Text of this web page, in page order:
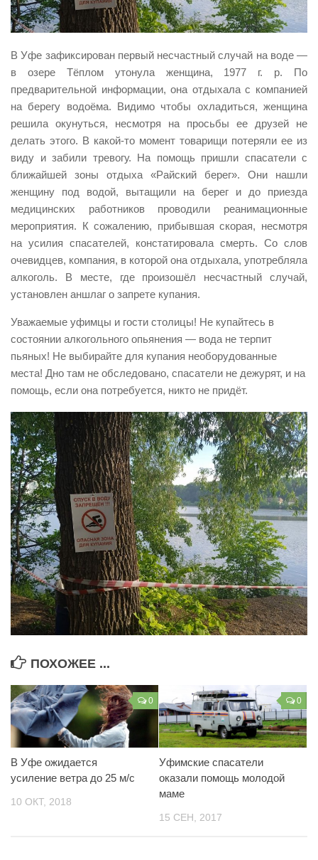
Виды деятельности
Оказание платных образовательных услуг
УГЗ рекомендует
Памятки населению
Как стать спасателем
Уголок гражданской обороны
Пресс-центр
СМИ о нас
Наша работа
Фотогалерея
Контакты
Вакансии
В Уфе зафиксирован первый несчастный случай на воде —
в озере Тёплом утонула женщина, 1977 г. р. По
предварительной информации, она отдыхала с компанией
на берегу водоёма. Видимо чтобы охладиться, женщина
решила окунуться, несмотря на просьбы ее друзей не
делать этого. В какой-то момент товарищи потеряли ее из
виду и забили тревогу. На помощь пришли спасатели с
ближайшей зоны отдыха «Райский берег». Они нашли
женщину под водой, вытащили на берег и до приезда
медицинских работников проводили реанимационные
мероприятия. К сожалению, прибывшая скорая, несмотря
на усилия спасателей, констатировала смерть. Со слов
очевидцев, компания, в которой она отдыхала, употребляла
алкоголь. В месте, где произошёл несчастный случай,
установлен аншлаг о запрете купания.
Уважаемые уфимцы и гости столицы! Не купайтесь в
состоянии алкогольного опьянения — вода не терпит
пьяных! Не выбирайте для купания необорудованные
места! Дно там не обследовано, спасатели не дежурят, и на
помощь, если она потребуется, никто не придёт.
ПОХОЖЕЕ ...
0
В Уфе ожидается
усиление ветра до 25 м/с
10 ОКТ, 2018
0
Уфимские спасатели
оказали помощь молодой
маме
15 СЕН, 2017